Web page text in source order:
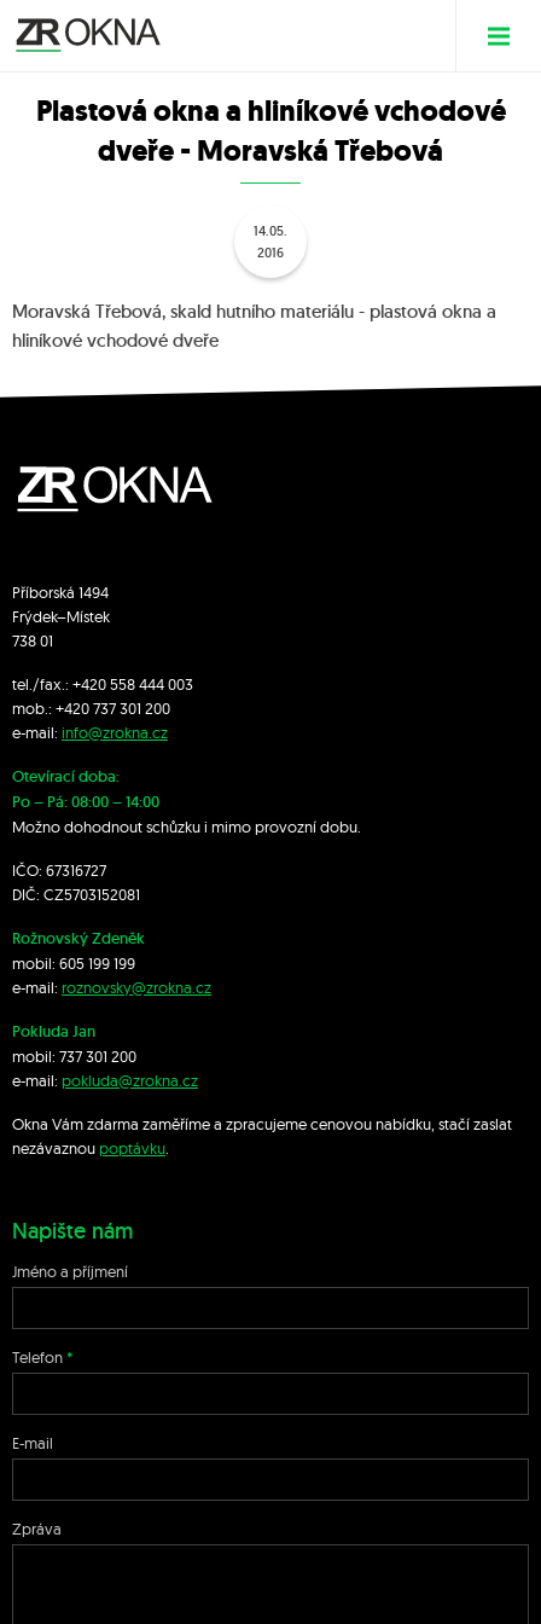
Plastová okna a hliníkové vchodové
dveře - Moravská Třebová
14.05.
2016
Moravská Třebová, skald hutního materiálu - plastová okna a
hliníkové vchodové dveře
Příborská 1494
Frýdek–Místek
738 01
tel./fax.: +420 558 444 003
mob.: +420 737 301 200
e-mail: info@zrokna.cz
Otevírací doba:
Po – Pá: 08:00 – 14:00
Možno dohodnout schůzku i mimo provozní dobu.
IČO: 67316727
DIČ: CZ5703152081
Rožnovský Zdeněk
mobil: 605 199 199
e-mail: roznovsky@zrokna.cz
Pokluda Jan
mobil: 737 301 200
e-mail: pokluda@zrokna.cz
Okna Vám zdarma zaměříme a zpracujeme cenovou nabídku, stačí zaslat
nezávaznoupoptávku
Napište nám
Jméno a příjmení
Telefon
E-mail
Zpráva